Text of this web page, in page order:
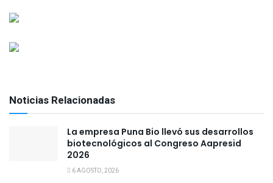
Noticias Relacionadas
La empresa Puna Bio llevó sus desarrollos
biotecnológicos al Congreso Aapresid
2026
6 AGOSTO, 2026